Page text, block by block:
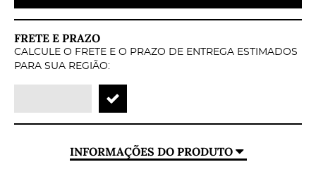
FRETE E PRAZO
CALCULE O FRETE E O PRAZO DE ENTREGA ESTIMADOS
PARA SUA REGIÃO:
INFORMAÇÕES DO PRODUTO